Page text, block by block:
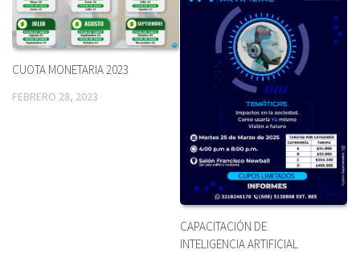
CUOTA MONETARIA 2023
FEBRERO 28, 2023
CAPACITACIÓN DE
INTELIGENCIA ARTIFICIAL